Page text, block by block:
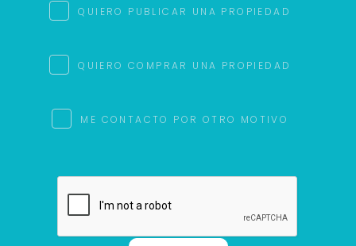
QUIERO PUBLICAR UNA PROPIEDAD
QUIERO COMPRAR UNA PROPIEDAD
ME CONTACTO POR OTRO MOTIVO